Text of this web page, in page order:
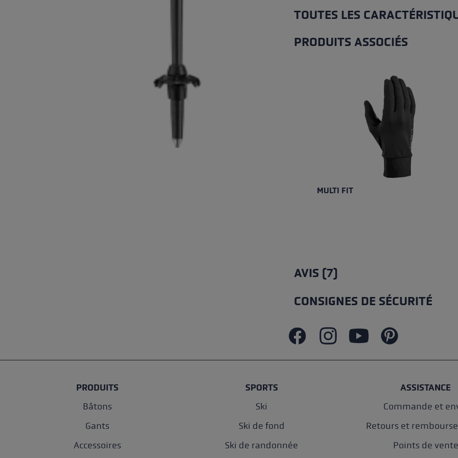
TOUTES LES
PRODUITS ASSOCIÉS
MULTI FIT
AVIS (7)
CONSIGNES DE SÉCURITÉ
PRODUITS
Bâtons
Gants
Accessoires
SPORTS
Ski
Ski de fond
Ski de randonnée
ASSISTANCE
Commande et
Retours et
Points de vente